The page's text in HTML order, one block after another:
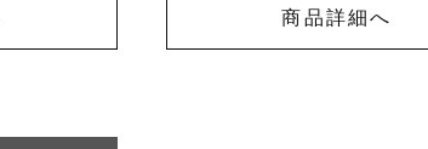
商品詳細へ